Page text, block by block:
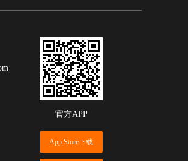
官方APP
App Store下载